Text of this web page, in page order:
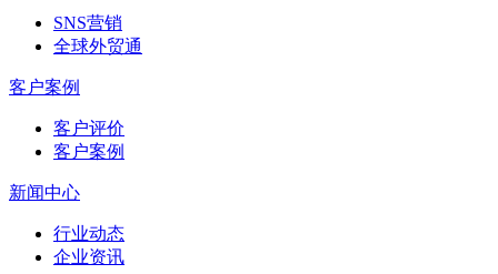
SNS营销
全球外贸通
客户案例
客户评价
客户案例
新闻中心
行业动态
企业资讯